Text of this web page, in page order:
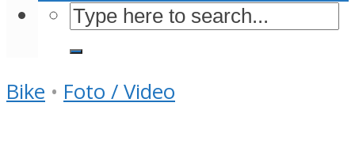
Bike • Foto / Video